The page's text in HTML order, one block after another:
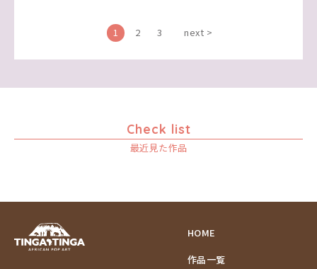
1 2 3 next >
Check list
最近見た作品
HOME
作品一覧